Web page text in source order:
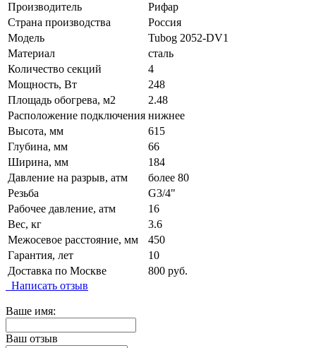
Производитель
Рифар
Страна производства
Россия
Модель
Tubog 2052-DV1
Материал
сталь
Количество секций
4
Мощность, Вт
248
Площадь обогрева, м2
2.48
Расположение подключения нижнее
Высота, мм
615
Глубина, мм
66
Ширина, мм
184
Давление на разрыв, атм
более 80
Резьба
G3/4"
Рабочее давление, атм
16
Вес, кг
3.6
Межосевое расстояние, мм
450
Гарантия, лет
10
Доставка по Москве
800 руб.
Написать отзыв
Ваше имя:
Ваш отзыв